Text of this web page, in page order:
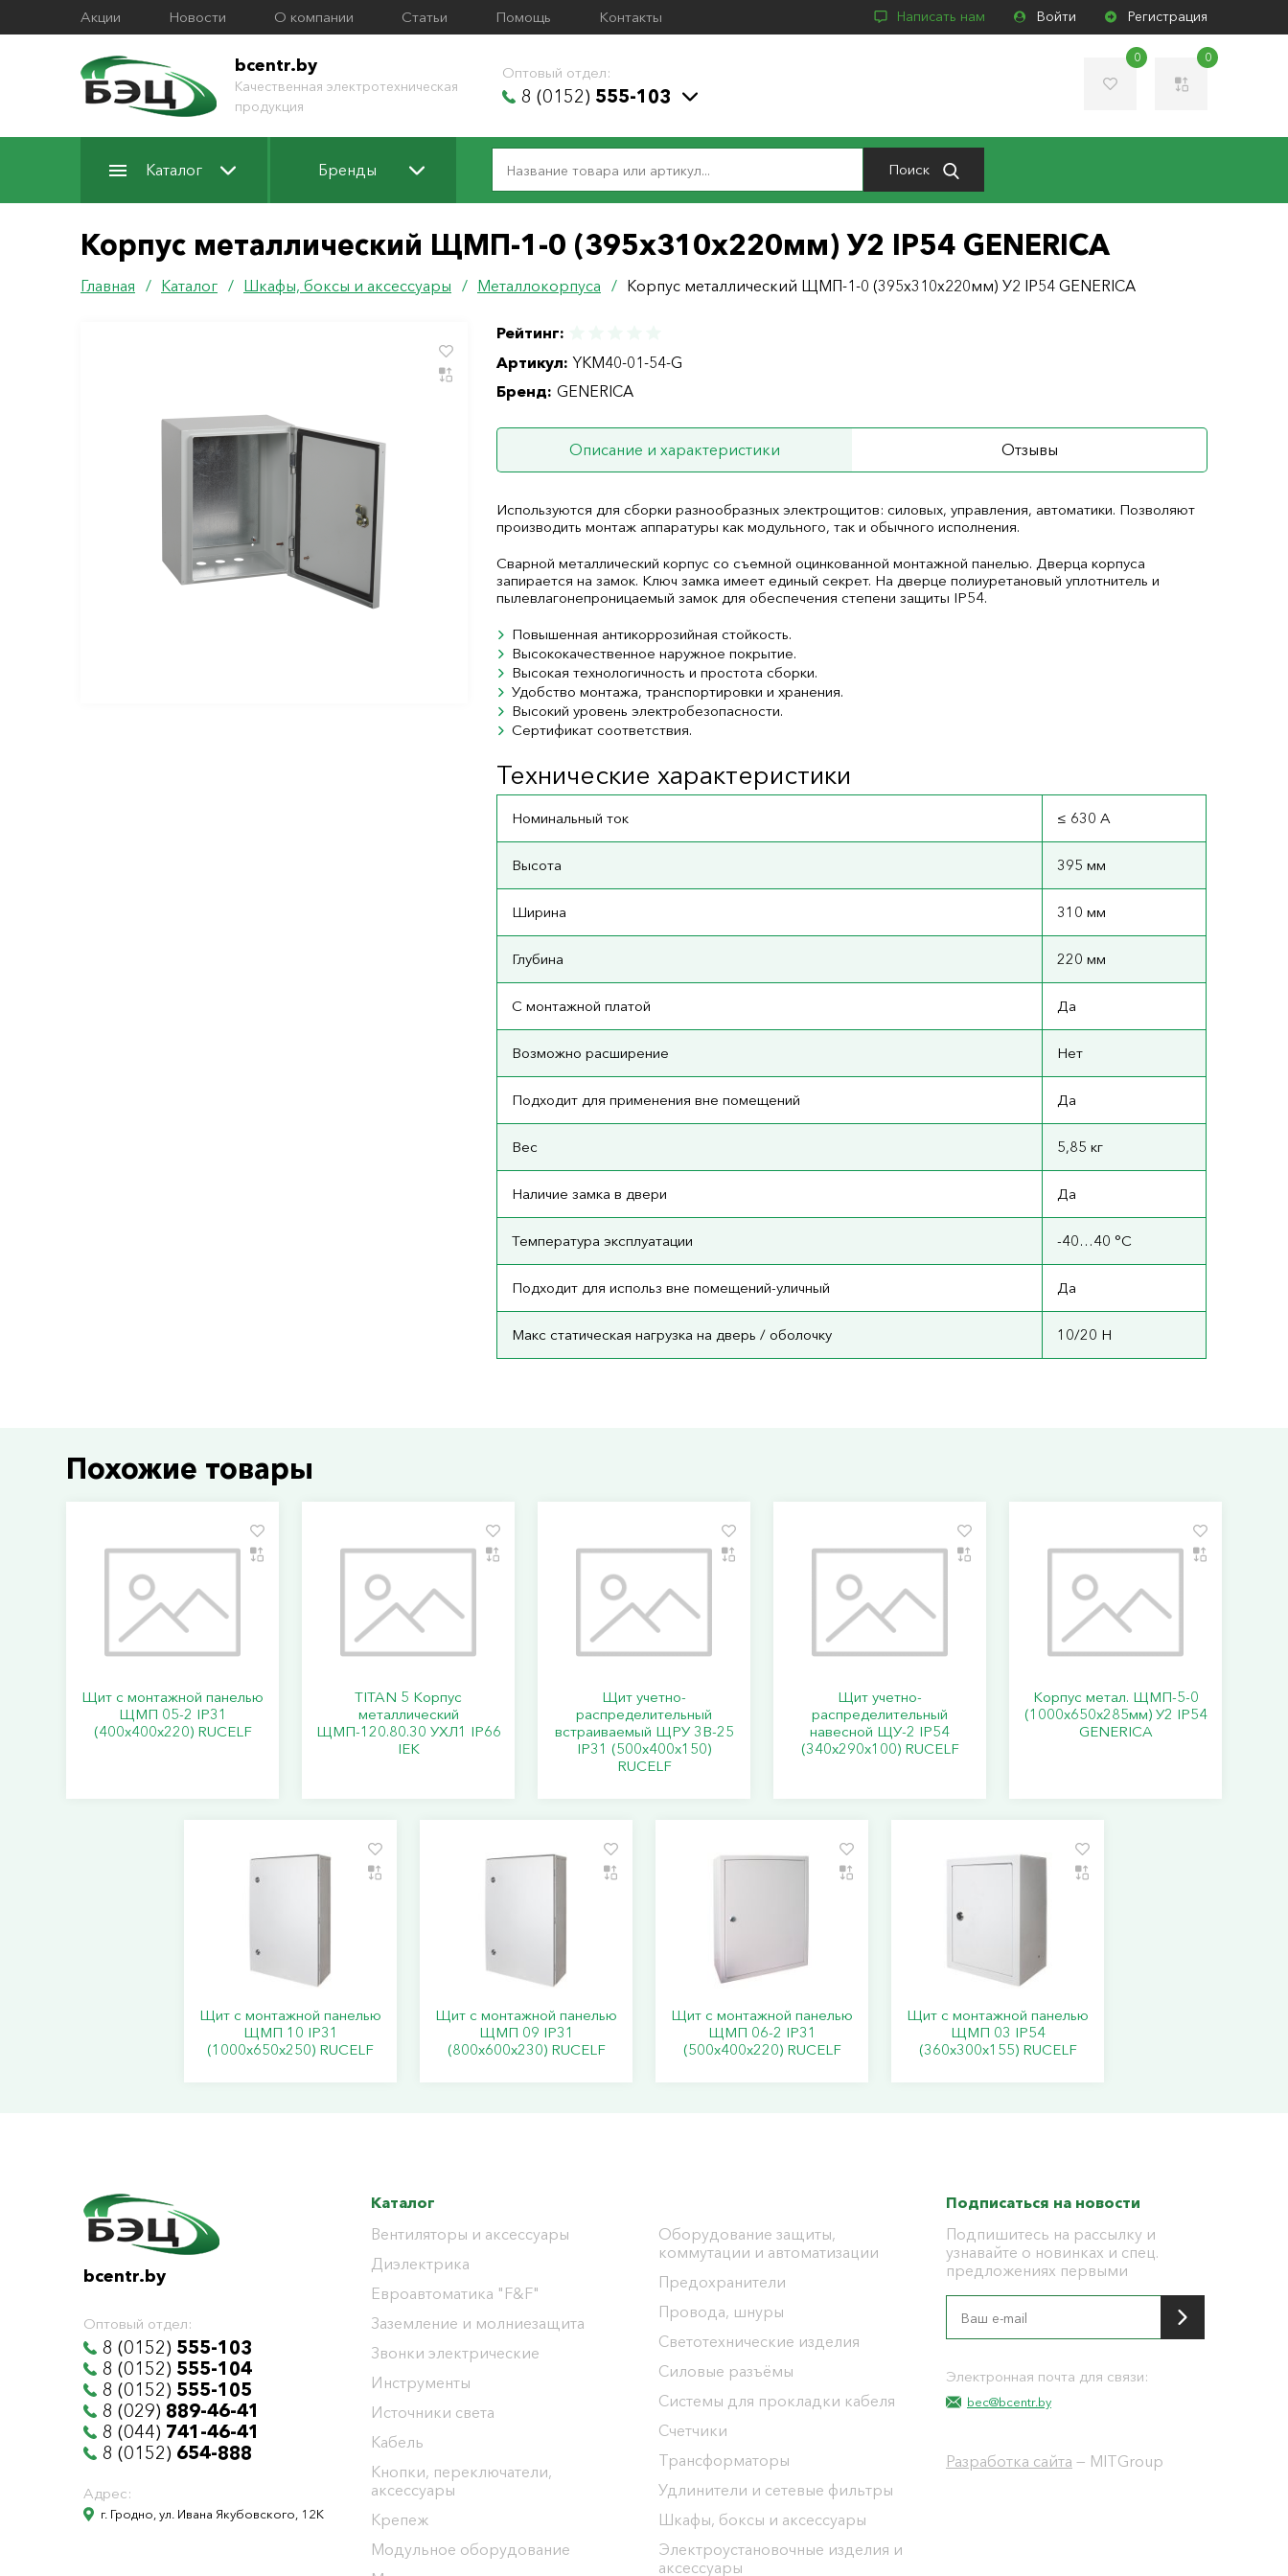
Акции Новости О компании Статьи Помощь Контакты Написать нам Войти Регистрация
bcentr.by
Качественная электротехническая
продукция
Оптовый отдел:
8 (0152) 555-103
0 0
Каталог Бренды Поиск
Корпус металлический ЩМП-1-0 (395х310х220мм) У2 IP54 GENERICA
Главная / Каталог / Шкафы, боксы и аксессуары / Металлокорпуса / Корпус металлический ЩМП-1-0 (395х310х220мм) У2 IP54 GENERICA
Рейтинг:
Артикул: YKM40-01-54-G
Бренд: GENERICA
Описание и характеристики Отзывы
Используются для сборки разнообразных электрощитов: силовых, управления, автоматики. Позволяют
производить монтаж аппаратуры как модульного, так и обычного исполнения.
Сварной металлический корпус со съемной оцинкованной монтажной панелью. Дверца корпуса
запирается на замок. Ключ замка имеет единый секрет. На дверце полиуретановый уплотнитель и
пылевлагонепроницаемый замок для обеспечения степени защиты IP54.
Повышенная антикоррозийная стойкость.
Высококачественное наружное покрытие.
Высокая технологичность и простота сборки.
Удобство монтажа, транспортировки и хранения.
Высокий уровень электробезопасности.
Сертификат соответствия.
Технические характеристики
Номинальный ток ≤ 630 А
Высота 395 мм
Ширина 310 мм
Глубина 220 мм
С монтажной платой Да
Возможно расширение Нет
Подходит для применения вне помещений Да
Вес 5,85 кг
Наличие замка в двери Да
Температура эксплуатации -40…40 °C
Подходит для использ вне помещений-уличный Да
Макс статическая нагрузка на дверь / оболочку 10/20 Н
Похожие товары
Щит с монтажной панелью
ЩМП 05-2 IP31
(400х400х220) RUCELF
TITAN 5 Корпус
металлический
ЩМП-120.80.30 УХЛ1 IP66
IEK
Щит учетно-
распределительный
встраиваемый ЩРУ 3В-25
IP31 (500х400х150)
RUCELF
Щит учетно-
распределительный
навесной ЩУ-2 IP54
(340х290х100) RUCELF
Корпус метал. ЩМП-5-0
(1000х650х285мм) У2 IP54
GENERICA
Щит с монтажной панелью
ЩМП 10 IP31
(1000х650х250) RUCELF
Щит с монтажной панелью
ЩМП 09 IP31
(800х600х230) RUCELF
Щит с монтажной панелью
ЩМП 06-2 IP31
(500х400х220) RUCELF
Щит с монтажной панелью
ЩМП 03 IP54
(360х300х155) RUCELF
bcentr.by
Оптовый отдел:
8 (0152) 555-103
8 (0152) 555-104
8 (0152) 555-105
8 (029) 889-46-41
8 (044) 741-46-41
8 (0152) 654-888
Адрес:
г. Гродно, ул. Ивана Якубовского, 12К
Каталог
Вентиляторы и аксессуары
Диэлектрика
Евроавтоматика "F&F"
Заземление и молниезащита
Звонки электрические
Инструменты
Источники света
Кабель
Кнопки, переключатели,
аксессуары
Крепеж
Модульное оборудование
Оборудование защиты,
коммутации и автоматизации
Предохранители
Провода, шнуры
Светотехнические изделия
Силовые разъёмы
Системы для прокладки кабеля
Счетчики
Трансформаторы
Удлинители и сетевые фильтры
Шкафы, боксы и аксессуары
Электроустановочные изделия и
аксессуары
Подписаться на новости
Подпишитесь на рассылку и
узнавайте о новинках и спец.
предложениях первыми
Электронная почта для связи:
bec@bcentr.by
Разработка сайта — MITGroup